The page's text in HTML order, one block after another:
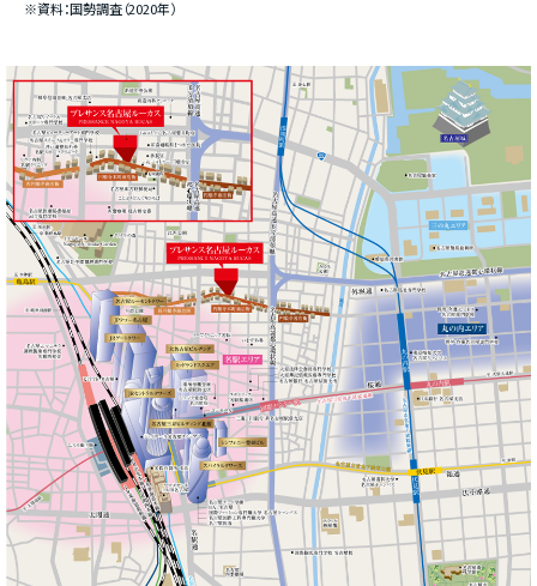
※資料：国勢調査（2020年）